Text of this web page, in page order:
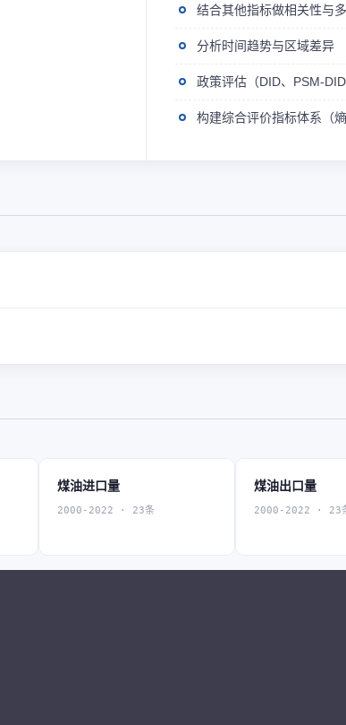
结合其他指标做相关性与
分析时间趋势与区域差异
政策评估（DID、PSM-
构建综合评价指标体系（
煤油进口量
2000-2022 · 23条
煤油出口量
2000-2022 · 23